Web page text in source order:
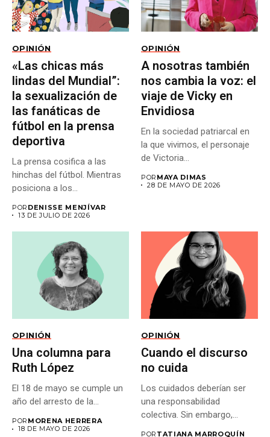
OPINIÓN
«Las chicas más
lindas del Mundial”:
la sexualización de
las fanáticas de
fútbol en la prensa
deportiva
La prensa cosifica a las
hinchas del fútbol. Mientras
posiciona a los...
POR DENISSE MENJÍVAR
13 DE JULIO DE 2026
OPINIÓN
A nosotras también
nos cambia la voz: el
viaje de Vicky en
Envidiosa
En la sociedad patriarcal en
la que vivimos, el personaje
de Victoria...
POR MAYA DIMAS
28 DE MAYO DE 2026
OPINIÓN
Una columna para
Ruth López
El 18 de mayo se cumple un
año del arresto de la...
POR MORENA HERRERA
18 DE MAYO DE 2026
OPINIÓN
Cuando el discurso
no cuida
Los cuidados deberían ser
una responsabilidad
colectiva. Sin embargo,
POR TATIANA MARROQUÍN